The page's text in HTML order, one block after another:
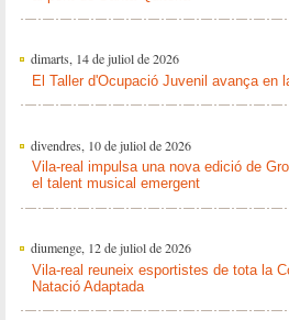
dimarts, 14 de juliol de 2026
El Taller d'Ocupació Juvenil avança en
divendres, 10 de juliol de 2026
Vila-real impulsa una nova edició de
el talent musical emergent
diumenge, 12 de juliol de 2026
Vila-real reuneix esportistes de tota la
Natació Adaptada